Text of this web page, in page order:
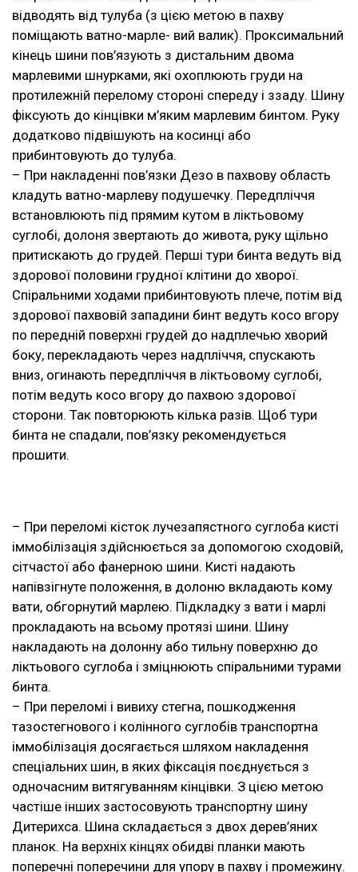
відводять від тулуба (з цією метою в пахву
поміщають ватно-марле- вий валик). Проксимальний
кінець шини пов’язують з дистальним двома
марлевими шнурками, які охоплюють груди на
протилежній перелому стороні спереду і ззаду. Шину
фіксують до кінцівки м’яким марлевим бинтом. Руку
додатково підвішують на косинці або
прибинтовують до тулуба.
– При накладенні пов’язки Дезо в пахвову область
кладуть ватно-марлеву подушечку. Передпліччя
встановлюють під прямим кутом в ліктьовому
суглобі, долоня звертають до живота, руку щільно
притискають до грудей. Перші тури бинта ведуть від
здорової половини грудної клітини до хворої.
Спіральними ходами прибинтовують плече, потім від
здорової пахвовій западини бинт ведуть косо вгору
по передній поверхні грудей до надплечью хворий
боку, перекладають через надпліччя, спускають
вниз, огинають передпліччя в ліктьовому суглобі,
потім ведуть косо вгору до пахвою здорової
сторони. Так повторюють кілька разів. Щоб тури
бинта не спадали, пов’язку рекомендується
прошити.
– При переломі кісток лучезапястного суглоба кисті
іммобілізація здійснюється за допомогою сходовій,
сітчастої або фанерною шини. Кисті надають
напівзігнуте положення, в долоню вкладають кому
вати, обгорнутий марлею. Підкладку з вати і марлі
прокладають на всьому протязі шини. Шину
накладають на долонну або тильну поверхню до
ліктьового суглоба і зміцнюють спіральними турами
бинта.
– При переломі і вивиху стегна, пошкодження
тазостегнового і колінного суглобів транспортна
іммобілізація досягається шляхом накладення
спеціальних шин, в яких фіксація поєднується з
одночасним витягуванням кінцівки. З цією метою
частіше інших застосовують транспортну шину
Дитерихса. Шина складається з двох дерев’яних
планок. На верхніх кінцях обидві планки мають
поперечні поперечини для упору в пахву і промежину.